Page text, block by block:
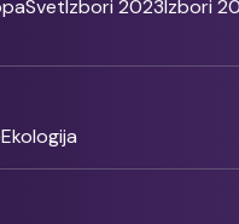
SvetIzbori 2023Izbori
Ekologija